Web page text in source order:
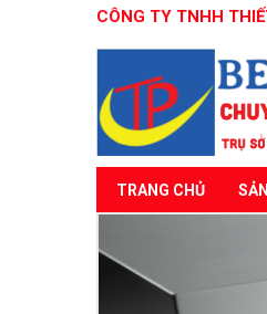
CÔNG TY TNHH
TRANG CHỦ